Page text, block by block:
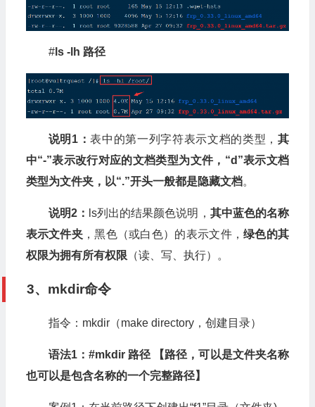
#ls -lh 路径
说明1：表中的第一列字符表示文档的类型， 其
中“-”表示改行对应的文档类型为文件，“d”表示文档
类型为文件夹，以“.”开头一般都是隐藏文档。
说明2： ls列出的结果颜色说明， 其中蓝色的名称
表示文件夹 ，黑色（或白色）的表示文件，绿色的其
权限为拥有所有权限 （读、写、执行）。
3、mkdir命令
指令：mkdir（make directory，创建目录）
语法1：#mkdir 路径 【路径，可以是文件夹名称
也可以是包含名称的一个完整路径】